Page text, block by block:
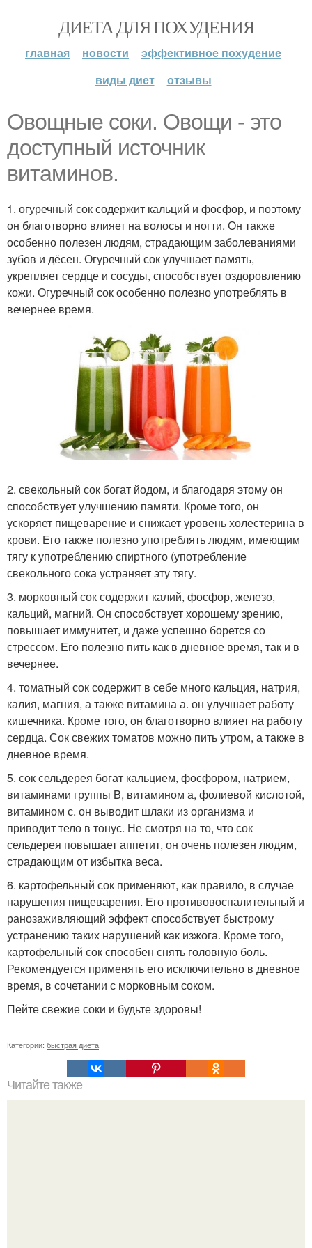
ДИЕТА ДЛЯ ПОХУДЕНИЯ
главная новости
эффективное похудение
виды диет
отзывы
Овощные соки. Овощи - это
доступный источник
витаминов.
1. огуречный сок содержит кальций и фосфор, и поэтому
он благотворно влияет на волосы и ногти. Он также
особенно полезен людям, страдающим заболеваниями
зубов и дёсен. Огуречный сок улучшает память,
укрепляет сердце и сосуды, способствует оздоровлению
кожи. Огуречный сок особенно полезно употреблять в
вечернее время.
2. свекольный сок богат йодом, и благодаря этому он
способствует улучшению памяти. Кроме того, он
ускоряет пищеварение и снижает уровень холестерина в
крови. Его также полезно употреблять людям, имеющим
тягу к употреблению спиртного (употребление
свекольного сока устраняет эту тягу.
3. морковный сок содержит калий, фосфор, железо,
кальций, магний. Он способствует хорошему зрению,
повышает иммунитет, и даже успешно борется со
стрессом. Его полезно пить как в дневное время, так и в
вечернее.
4. томатный сок содержит в себе много кальция, натрия,
калия, магния, а также витамина а. он улучшает работу
кишечника. Кроме того, он благотворно влияет на работу
сердца. Сок свежих томатов можно пить утром, а также в
дневное время.
5. сок сельдерея богат кальцием, фосфором, натрием,
витаминами группы B, витамином а, фолиевой кислотой,
витамином с. он выводит шлаки из организма и
приводит тело в тонус. Не смотря на то, что сок
сельдерея повышает аппетит, он очень полезен людям,
страдающим от избытка веса.
6. картофельный сок применяют, как правило, в случае
нарушения пищеварения. Его противовоспалительный и
ранозаживляющий эффект способствует быстрому
устранению таких нарушений как изжога. Кроме того,
картофельный сок способен снять головную боль.
Рекомендуется применять его исключительно в дневное
время, в сочетании с морковным соком.
Пейте свежие соки и будьте здоровы!
Категории: быстрая диета
Читайте также